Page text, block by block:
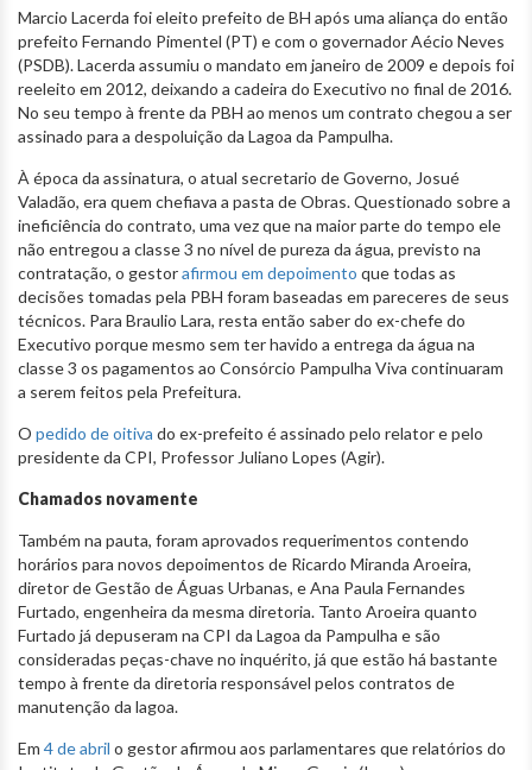
Marcio Lacerda foi eleito prefeito de BH após uma aliança do então
prefeito Fernando Pimentel (PT) e com o governador Aécio Neves
(PSDB). Lacerda assumiu o mandato em janeiro de 2009 e depois foi
reeleito em 2012, deixando a cadeira do Executivo no final de 2016.
No seu tempo à frente da PBH ao menos um contrato chegou a ser
assinado para a despoluição da Lagoa da Pampulha.
À época da assinatura, o atual secretario de Governo, Josué
Valadão, era quem chefiava a pasta de Obras. Questionado sobre a
ineficiência do contrato, uma vez que na maior parte do tempo ele
não entregou a classe 3 no nível de pureza da água, previsto na
contratação, o gestorafirmou em depoimento que todas as
decisões tomadas pela PBH foram baseadas em pareceres de seus
técnicos. Para Braulio Lara, resta então saber do ex-chefe do
Executivo porque mesmo sem ter havido a entrega da água na
classe 3 os pagamentos ao Consórcio Pampulha Viva continuaram
a serem feitos pela Prefeitura.
O pedido de oitiva do ex-prefeito é assinado pelo relator e pelo
presidente da CPI, Professor Juliano Lopes (Agir).
Chamados novamente
Também na pauta, foram aprovados requerimentos contendo
horários para novos depoimentos de Ricardo Miranda Aroeira,
diretor de Gestão de Águas Urbanas, e Ana Paula Fernandes
Furtado, engenheira da mesma diretoria. Tanto Aroeira quanto
Furtado já depuseram na CPI da Lagoa da Pampulha e são
consideradas peças-chave no inquérito, já que estão há bastante
tempo à frente da diretoria responsável pelos contratos de
manutenção da lagoa.
Em 4 de abril o gestor afirmou aos parlamentares que relatórios do